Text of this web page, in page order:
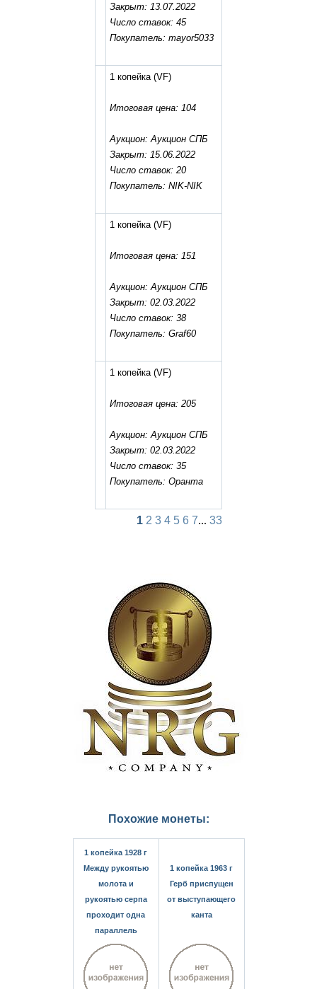
Закрыт: 13.07.2022
Число ставок: 45
Покупатель: mayor5033
1 копейка (VF)
Итоговая цена: 104
Аукцион: Аукцион СПБ
Закрыт: 15.06.2022
Число ставок: 20
Покупатель: NIK-NIK
1 копейка (VF)
Итоговая цена: 151
Аукцион: Аукцион СПБ
Закрыт: 02.03.2022
Число ставок: 38
Покупатель: Graf60
1 копейка (VF)
Итоговая цена: 205
Аукцион: Аукцион СПБ
Закрыт: 02.03.2022
Число ставок: 35
Покупатель: Оранта
1 2 3 4 5 6 7... 33
Похожие монеты:
1 копейка 1928 г
Между рукоятью
молота и
рукоятью серпа
проходит одна
параллель
1 копейка 1963 г
Герб приспущен
от выступающего
канта